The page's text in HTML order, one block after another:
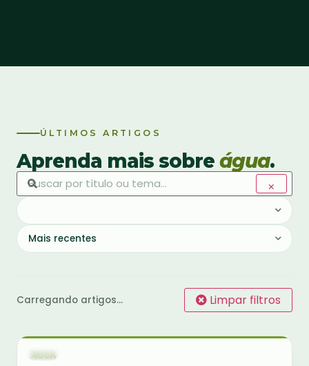
ÚLTIMOS ARTIGOS
Aprenda mais sobre água.
Buscar artigos por título ou tema
×
Ano de publicação
Ordenar
Carregando artigos… Limpar filtros
Água
ÁGUA